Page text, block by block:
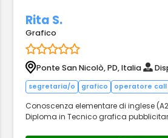
Rita S.
Grafico
Ponte San Nicolò, PD, Italia
segretaria/o grafico operatore
Conoscenza elementare di inglese
Diploma in Tecnico grafica